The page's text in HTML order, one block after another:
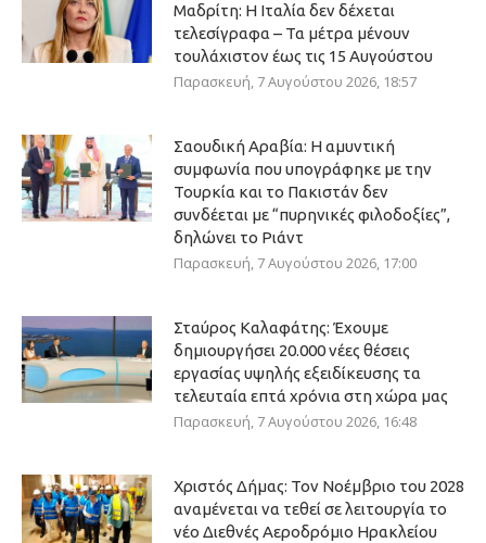
Μαδρίτη: Η Ιταλία δεν δέχεται
τελεσίγραφα – Τα μέτρα μένουν
τουλάχιστον έως τις 15 Αυγούστου
Παρασκευή, 7 Αυγούστου 2026, 18:57
Σαουδική Αραβία: Η αμυντική
συμφωνία που υπογράφηκε με την
Τουρκία και το Πακιστάν δεν
συνδέεται με “πυρηνικές φιλοδοξίες”,
δηλώνει το Ριάντ
Παρασκευή, 7 Αυγούστου 2026, 17:00
Σταύρος Καλαφάτης: Έχουμε
δημιουργήσει 20.000 νέες θέσεις
εργασίας υψηλής εξειδίκευσης τα
τελευταία επτά χρόνια στη χώρα μας
Παρασκευή, 7 Αυγούστου 2026, 16:48
Χριστός Δήμας: Τον Νοέμβριο του 2028
αναμένεται να τεθεί σε λειτουργία το
νέο Διεθνές Αεροδρόμιο Ηρακλείου